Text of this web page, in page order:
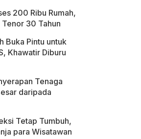
200 Ribu Rumah,
Tenor 30 Tahun
Buka Pintu untuk
Khawatir Diburu
Tenaga
daripada
Tetap Tumbuh,
para Wisatawan